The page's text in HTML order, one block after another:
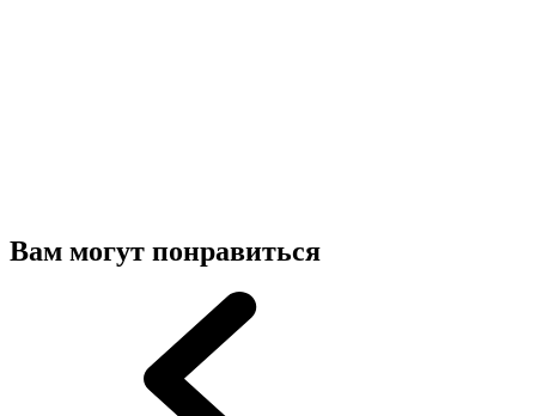
Вам могут понравиться